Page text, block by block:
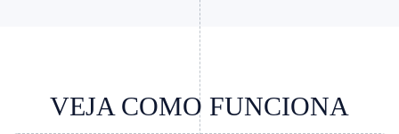
VEJA COMO FUNCIONA